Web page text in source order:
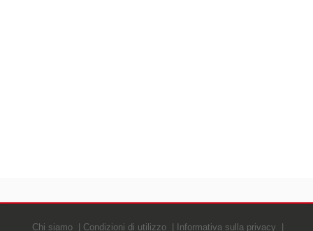
Chi siamo Condizioni di utilizzo Informativa sulla privacy